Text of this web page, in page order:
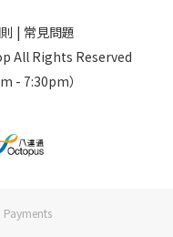
| 常見問題
All Rights Reserved
- 7:30pm）
Payments